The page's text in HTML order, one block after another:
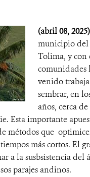
(abril 08, 2025)
municipio del
Tolima, y con
comunidades
venido
sembrar, en
años, cerca
Esta importante
métodos que
más cortos. El
a la susbsistencia
parajes andinos.